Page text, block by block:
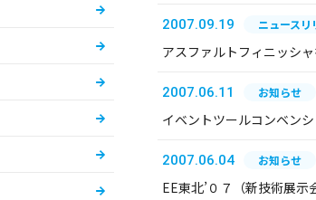
2007.09.19 ニュースリ
アスファルトフィニッシャ
2007.06.11 お知らせ
イベントツールコンベン
2007.06.04 お知らせ
EE東北’０７（新技術展示